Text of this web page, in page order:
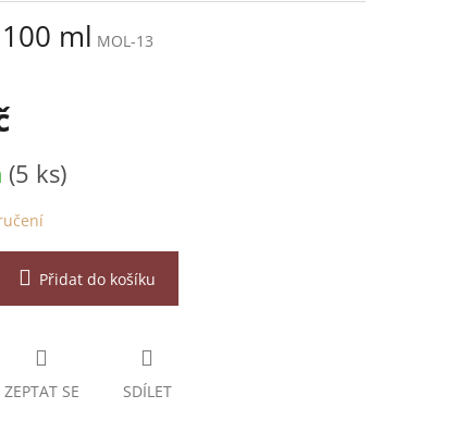
ml MOL-13
(5 ks)
Přidat do košíku
ZEPTAT SE SDÍLET